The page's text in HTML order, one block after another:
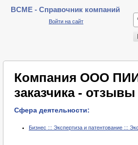
BCME - Справочник компаний
Войти на сайт
Компания ООО ПИИ
заказчика - отзывы
Сфера деятельности:
Бизнес ::: Экспертиза и патентование :::